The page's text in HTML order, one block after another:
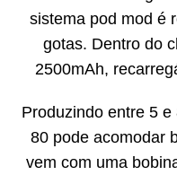
sistema pod mod é
gotas. Dentro do
2500mAh,
Produzindo entre 5
80 pode acomodar
vem com uma